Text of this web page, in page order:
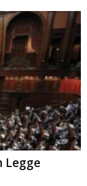
Legge